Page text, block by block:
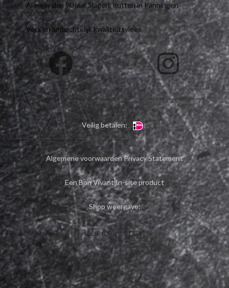
Al meer dan 90 jaar Slagerij Rutten in Panningen
Vers en ambachtelijk kwaliteitsvlees
Veilig betalen:
Algemene voorwaardenPrivacy Statement
Een Bon Vivant In-site product
Shop weergave:
DESKTOP EASY